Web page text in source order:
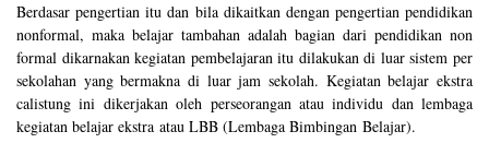
Berdasar pengertian itu dan bila dikaitkan dengan pengertian pendidikan
nonformal, maka belajar tambahan adalah bagian dari pendidikan non
formal dikarnakan kegiatan pembelajaran itu dilakukan di luar sistem per
sekolahan yang bermakna di luar jam sekolah. Kegiatan belajar ekstra
calistung ini dikerjakan oleh perseorangan atau individu dan lembaga
kegiatan belajar ekstra atau LBB (Lembaga Bimbingan Belajar).